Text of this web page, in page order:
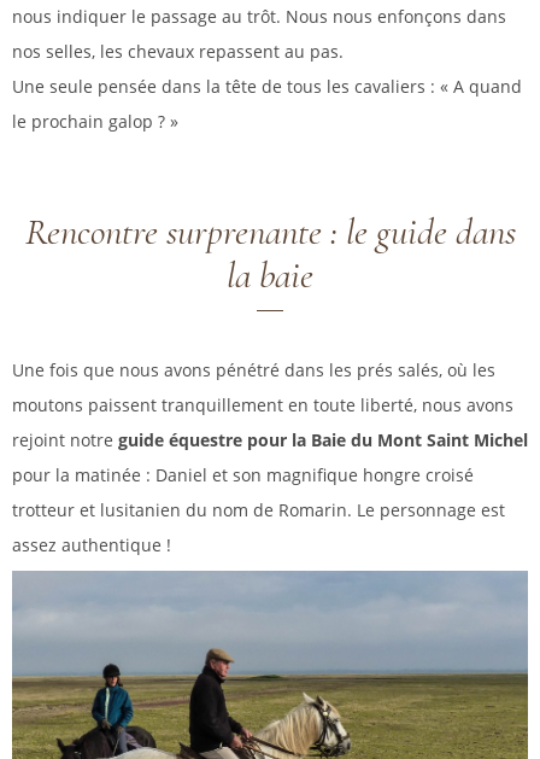
nous indiquer le passage au trôt. Nous nous enfonçons dans
nos selles, les chevaux repassent au pas.
Une seule pensée dans la tête de tous les cavaliers : « A quand
le prochain galop ? »
Rencontre surprenante : le guide dans
la baie
Une fois que nous avons pénétré dans les prés salés, où les
moutons paissent tranquillement en toute liberté, nous avons
rejoint notre guide équestre pour la Baie du Mont Saint Michel
pour la matinée : Daniel et son magnifique hongre croisé
trotteur et lusitanien du nom de Romarin. Le personnage est
assez authentique !